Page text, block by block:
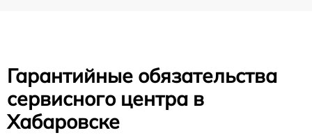
Гарантийные обязательства
сервисного центра в
Хабаровске